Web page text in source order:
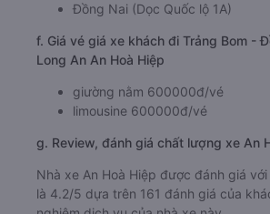
Đồng Nai (Dọc Quốc lộ 1A)
f. Giá vé giá xe khách đi Trảng Bom -
Long An An Hoà Hiệp
giường nằm 600000đ/vé
limousine 600000đ/vé
g. Review, đánh giá chất lượng xe An
Nhà xe An Hoà Hiệp được đánh giá
là 4.2/5 dựa trên 161 đánh giá của